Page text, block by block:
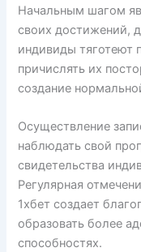
Начальным шагом
своих достижений,
индивиды тяготеют
причислять их
создание
Осуществление
наблюдать свой
свидетельства
Регулярная
1хбет создает
образовать более
способностях.